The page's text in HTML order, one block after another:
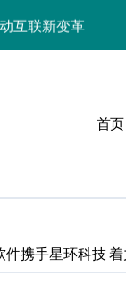
互联新变革
新标杆
跑全球
践
发迈入移动互联
代
首页
件携手星环科技